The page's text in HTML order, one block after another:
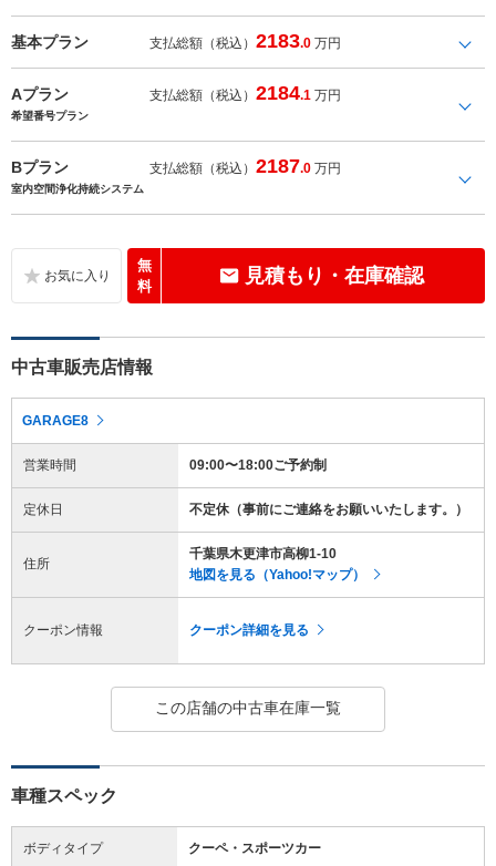
基本プラン 支払総額（税込）2183.0 万円
Aプラン 支払総額（税込）2184.1 万円
希望番号プラン
Bプラン 支払総額（税込）2187.0 万円
室内空間浄化持続システム
無
料
見積もり・在庫確認
中古車販売店情報
GARAGE8
営業時間 09:00〜18:00ご予約制
定休日 不定休（事前にご連絡をお願いいたします。）
住所
千葉県木更津市高柳1-10
地図を見る（Yahoo!マップ）
クーポン情報 クーポン詳細を見る
この店舗の中古車在庫一覧
車種スペック
ボディタイプ クーペ・スポーツカー